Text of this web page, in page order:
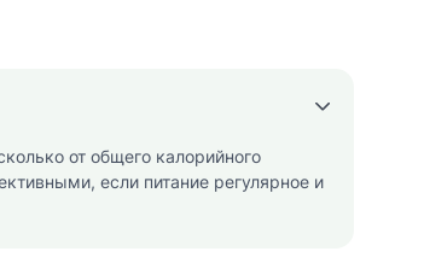
от общего калорийного
если питание регулярное и